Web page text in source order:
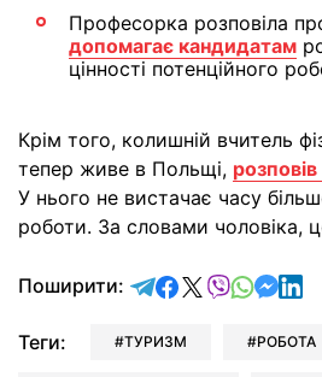
Професорка розповіла
допомагає кандидатам
цінності потенційного
Крім того, колишній вчитель
тепер живе в Польщі,
У нього не вистачає часу
роботи. За словами чоловіка,
Поширити: відправити у
поділитись у
поділитись у
Теги: ТУРИЗМ РОБОТА